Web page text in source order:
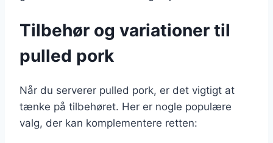
Tilbehør og variationer til
pulled pork
Når du serverer pulled pork, er det vigtigt at
tænke på tilbehøret. Her er nogle populære
valg, der kan komplementere retten: